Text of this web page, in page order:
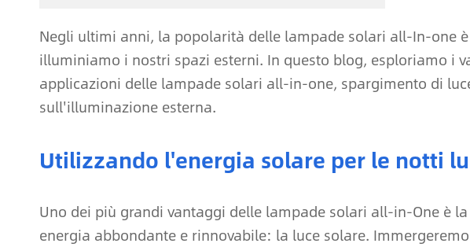
Negli ultimi anni, la popolarità delle lampade solari all-In-one
illuminiamo i nostri spazi esterni. In questo blog, esploriamo i
applicazioni delle lampade solari all-in-one, spargimento di
sull'illuminazione esterna.
Utilizzando l'energia solare per le notti
Uno dei più grandi vantaggi delle lampade solari all-in-One è
energia abbondante e rinnovabile: la luce solare.